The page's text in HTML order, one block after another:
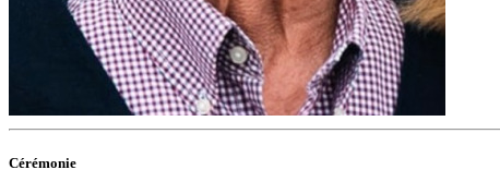
Cérémonie